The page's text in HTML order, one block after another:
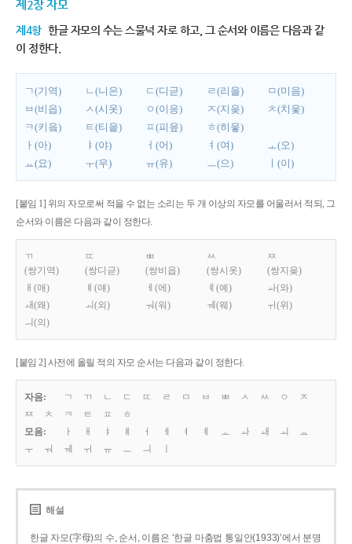
제2장 자모
제4항 한글 자모의 수는 스물넉 자로 하고, 그 순서와 이름은 다음과 같
이 정한다.
ㄱ(기역) ㄴ(니은) ㄷ(디귿) ㄹ(리을)
ㅁ(미음)
ㅂ(비읍)
ㅅ(시옷) ㅇ(이응) ㅈ(지읒)
ㅊ(치읓)
ㅋ(키읔)
ㅌ(티읕) ㅍ(피읖)
ㅎ(히읗)
ㅏ(아)
ㅑ(야) ㅓ(어) ㅕ(여)
ㅗ(오)
ㅛ(요)
ㅜ(우) ㅠ(유) ㅡ(으) ㅣ(이)
[붙임 1] 위의 자모로써 적을 수 없는 소리는 두 개 이상의 자모를 어울러서 적되, 그
순서와 이름은 다음과 같이 정한다.
ㄲ
(쌍기역)
ㄸ
(쌍디귿)
ㅃ
(쌍비읍)
ㅆ
(쌍시옷)
ㅉ
(쌍지읒)
ㅐ(애)
ㅒ(얘) ㅔ(에) ㅖ(예)
ㅘ(와)
ㅙ(왜)
ㅚ(외) ㅝ(워) ㅞ(웨)
ㅟ(위)
ㅢ(의)
[붙임 2] 사전에 올릴 적의 자모 순서는 다음과 같이 정한다.
자음: ㄱ ㄲ ㄴ ㄷ ㄸ ㄹ ㅁ ㅂ ㅃ ㅅ ㅆ ㅇ
ㅈ
ㅉ
ㅊ ㅋ ㅌ ㅍ
ㅎ
모음:
ㅏ ㅐ ㅑ ㅒ ㅓ ㅔ ㅕ ㅖ ㅗ ㅘ ㅙ ㅚ
ㅛ
ㅜ
ㅝ ㅞ ㅟ ㅠ ㅡ ㅢ
해설
한글 자모(字母)의 수, 순서, 이름은 ‘한글 마춤법 통일안(1933)’에서 분명